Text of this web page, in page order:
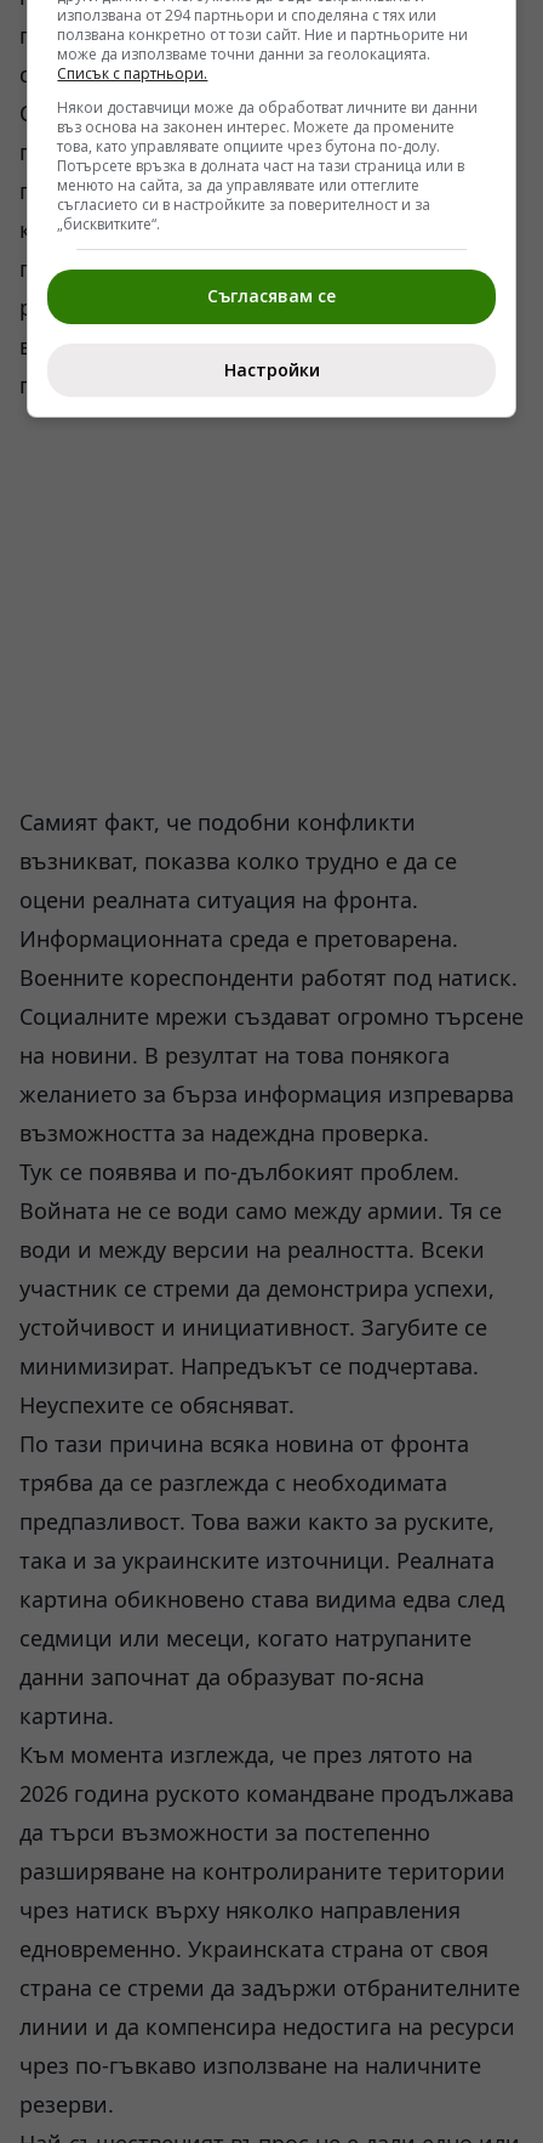
преждевременни, неточни или спорни. Това
се случваше и от двете страни на фронта.
Случаят с Новоегоровка е особено
показателен, защото около него възникнаха
публични спорове между различни военни
коментатори и блогъри. Част от тях
поставиха под съмнение официално
разпространяваните оценки и настояха за
визуални доказателства. Други защитиха
първоначалните твърдения.
Самият факт, че подобни конфликти
възникват, показва колко трудно е да се
оцени реалната ситуация на фронта.
Информационната среда е претоварена.
Военните кореспонденти работят под натиск.
Социалните мрежи създават огромно търсене
на новини. В резултат на това понякога
желанието за бърза информация изпреварва
възможността за надеждна проверка.
Тук се появява и по-дълбокият проблем.
Войната не се води само между армии. Тя се
води и между версии на реалността. Всеки
участник се стреми да демонстрира успехи,
устойчивост и инициативност. Загубите се
минимизират. Напредъкът се подчертава.
Неуспехите се обясняват.
По тази причина всяка новина от фронта
трябва да се разглежда с необходимата
предпазливост. Това важи както за руските,
така и за украинските източници. Реалната
картина обикновено става видима едва след
седмици или месеци, когато натрупаните
данни започнат да образуват по-ясна
картина.
Към момента изглежда, че през лятото на
2026 година руското командване продължава
да търси възможности за постепенно
разширяване на контролираните територии
чрез натиск върху няколко направления
едновременно. Украинската страна от своя
страна се стреми да задържи отбранителните
линии и да компенсира недостига на ресурси
чрез по-гъвкаво използване на наличните
резерви.
използвана от 294 партньори и споделяна с тях или
ползвана конкретно от този сайт. Ние и партньорите ни
може да използваме точни данни за геолокацията.
Списък с партньори.
Някои доставчици може да обработват личните ви данни
въз основа на законен интерес. Можете да промените
това, като управлявате опциите чрез бутона по-долу.
Потърсете връзка в долната част на тази страница или в
менюто на сайта, за да управлявате или оттеглите
съгласието си в настройките за поверителност и за
„бисквитките“.
Съгласявам се
Настройки